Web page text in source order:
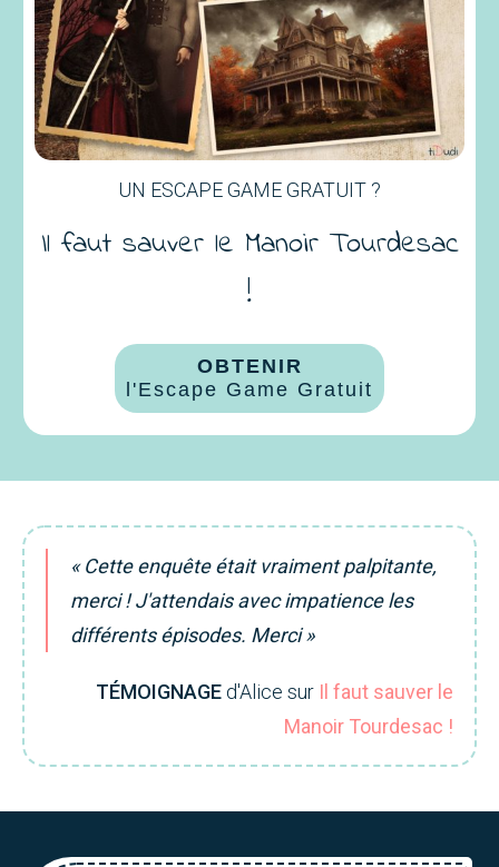
UN ESCAPE GAME GRATUIT ?
Il faut sauver le Manoir Tourdesac
!
OBTENIR
l'Escape Game Gratuit
« Cette enquête était vraiment palpitante,
merci ! J'attendais avec impatience les
différents épisodes. Merci »
TÉMOIGNAGE d'Alice sur Il faut sauver le
Manoir Tourdesac !